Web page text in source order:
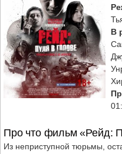
В
Про что фильм «Рейд:
Из неприступной тюрьмы,